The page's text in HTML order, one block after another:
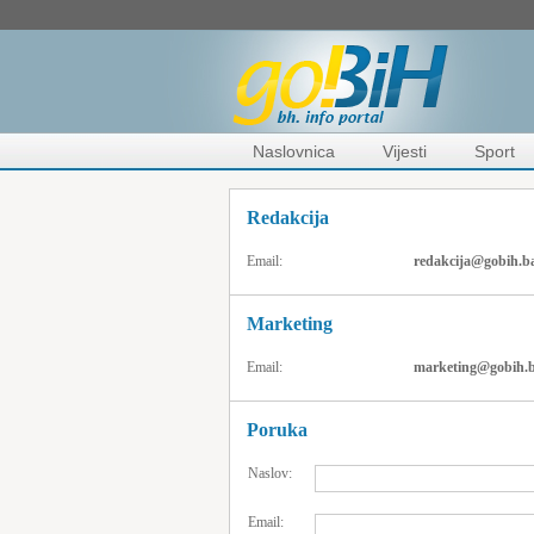
Naslovnica Vijesti Sport
Redakcija
Email:
Marketing
Email:
Poruka
Naslov:
Email: